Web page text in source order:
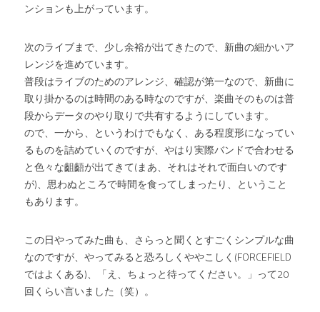
ンションも上がっています。
次のライブまで、少し余裕が出てきたので、新曲の細かいア
レンジを進めています。
普段はライブのためのアレンジ、確認が第一なので、新曲に
取り掛かるのは時間のある時なのですが、楽曲そのものは普
段からデータのやり取りで共有するようにしています。
ので、一から、というわけでもなく、ある程度形になってい
るものを詰めていくのですが、やはり実際バンドで合わせる
と色々な齟齬が出てきて(まあ、それはそれで面白いのです
が)、思わぬところで時間を食ってしまったり、ということ
もあります。
この日やってみた曲も、さらっと聞くとすごくシンプルな曲
なのですが、やってみると恐ろしくややこしく(FORCEFIELD
ではよくある)、「え、ちょっと待ってください。」って20
回くらい言いました（笑）。